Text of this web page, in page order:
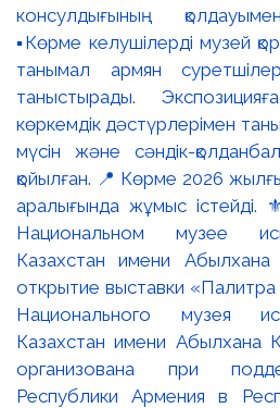
консулдығының
▪️Көрме келушілерді музей
танымал армян
таныстырады.
көркемдік дәстүрлерімен
мүсін және сәндік-
қойылған. 📍 Көрме 2026
аралығында жұмыс істейді.
Национальном музее
Казахстан имени Абылхана
открытие выставки
Национального музея
Казахстан имени Абылхана
организована при
Республики Армения в